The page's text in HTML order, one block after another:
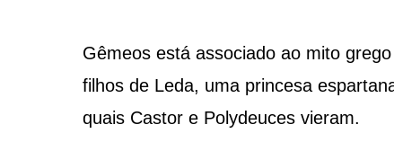
Gêmeos está associado ao mito
filhos de Leda, uma princesa
quais Castor e Polydeuces vieram.